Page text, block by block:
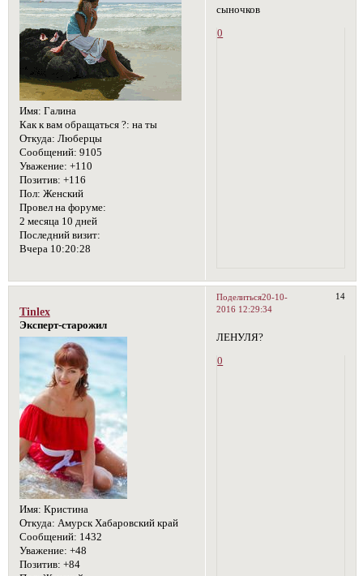
Имя: Галина
Как к вам обращаться ?: на ты
Откуда: Люберцы
Сообщений: 9105
Уважение: +110
Позитив: +116
Пол: Женский
Провел на форуме:
2 месяца 10 дней
Последний визит:
Вчера 10:20:28
сыночков
0
Поделиться 14
20-10-
2016 12:29:34
Tinlex
Эксперт-старожил
Имя: Кристина
Откуда: Амурск Хабаровский край
Сообщений: 1432
Уважение: +48
Позитив: +84
ЛЕНУЛЯ?
0